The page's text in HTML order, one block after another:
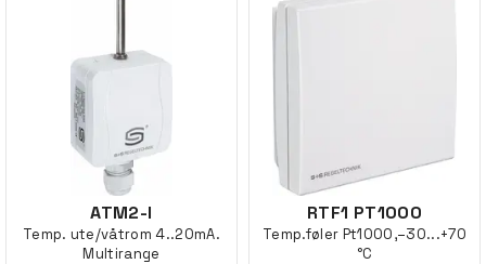
ATM2-I
Temp. ute/våtrom 4..20mA.
Multirange
RTF1 PT1000
Temp.føler Pt1000,–30...+70
°C